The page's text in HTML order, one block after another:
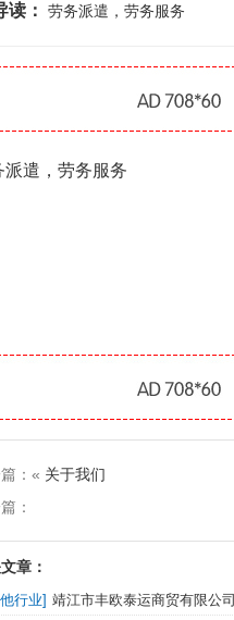
读： 劳务派遣，劳务服务
派遣，劳务服务
篇：« 关于我们
：
章：
行业] 靖江市丰欧泰运商贸有限公司